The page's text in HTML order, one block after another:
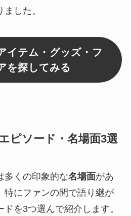
した。
イテム・グッズ・フ
を探してみる
ピソード・名場面3選
多くの印象的な名場面があ
特にファンの間で語り継が
を3つ選んで紹介します。